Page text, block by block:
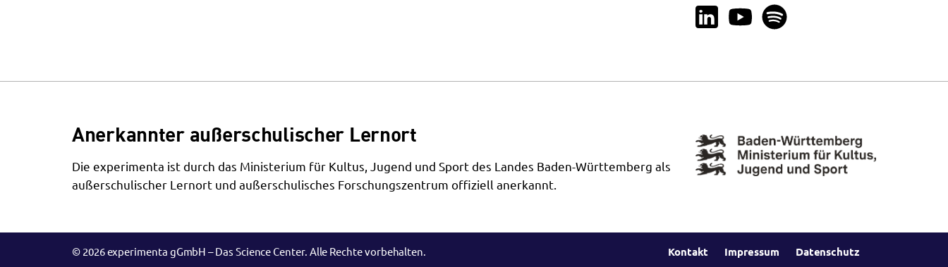
Anerkannter außerschulischer Lernort
Die experimenta ist durch das Ministerium für Kultus, Jugend und Sport des Landes Baden-Württemberg als
außerschulischer Lernort und außerschulisches Forschungszentrum offiziell anerkannt.
© 2026 experimenta gGmbH – Das Science Center. Alle Rechte vorbehalten. Kontakt Impressum Datenschutz